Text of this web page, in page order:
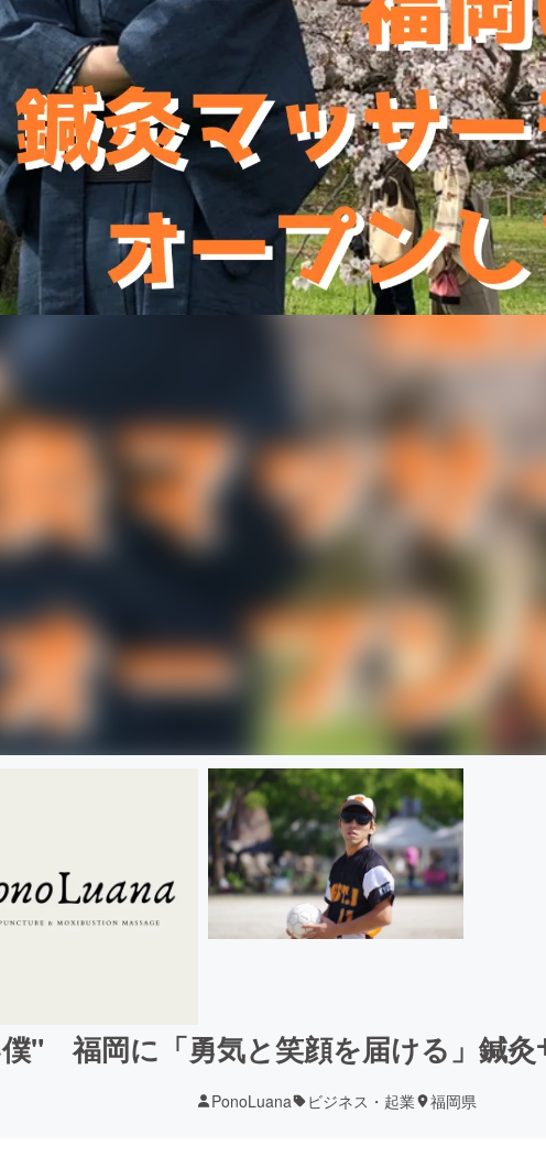
" 福岡に「勇気と笑顔を届ける」鍼灸
PonoLuana ビジネス・起業 福岡県